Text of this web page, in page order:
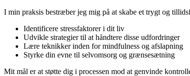
I min praksis bestræber jeg mig på at skabe et trygt og
Identificere stressfaktorer i dit liv
Udvikle strategier til at håndtere disse udfordringer
Lære teknikker inden for mindfulness og afslapning
Styrke din evne til selvomsorg og grænsesætning
Mit mål er at støtte dig i processen mod at genvinde